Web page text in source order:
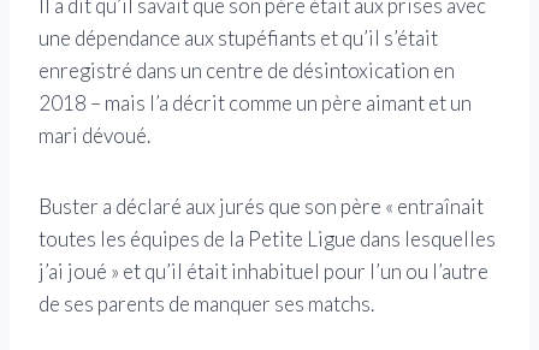
Il a dit qu’il savait que son père était aux prises avec
une dépendance aux stupéfiants et qu’il s’était
enregistré dans un centre de désintoxication en
2018 – mais l’a décrit comme un père aimant et un
mari dévoué.
Buster a déclaré aux jurés que son père « entraînait
toutes les équipes de la Petite Ligue dans lesquelles
j’ai joué » et qu’il était inhabituel pour l’un ou l’autre
de ses parents de manquer ses matchs.